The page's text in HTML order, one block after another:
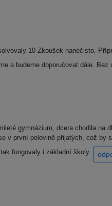
10 Zkoušek nanečisto.
a budeme doporučovat dále. Bez
gymnázium, dcera chodila na
v první polovině přijatých, což by
fungovaly i základní školy.